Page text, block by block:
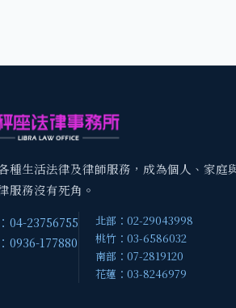
種生活法律及律師服務，成為個人、家庭
服務沒有死角。
04-23756755
0936-177880
北部：02-29043998
桃竹：03-6586032
南部：07-2819120
花蓮：03-8246979